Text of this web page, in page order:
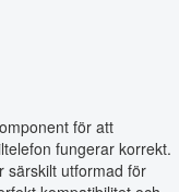
för att
fungerar korrekt.
särskilt utformad för